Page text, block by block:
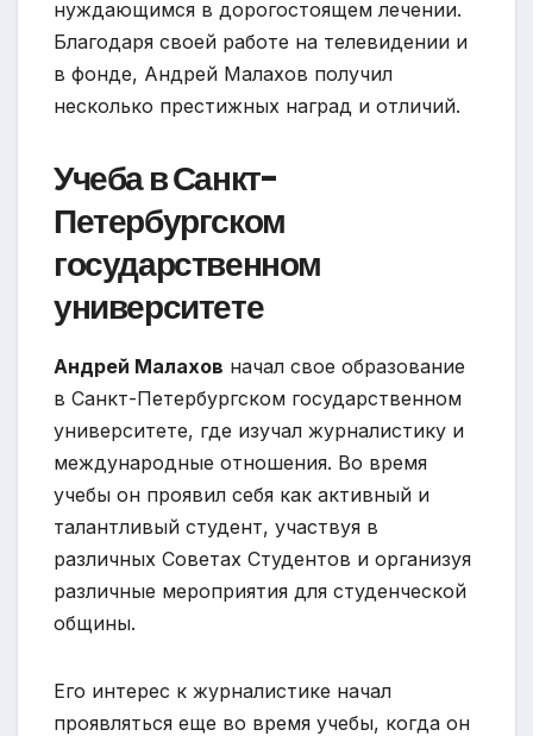
нуждающимся в дорогостоящем лечении.
Благодаря своей работе на телевидении и
в фонде, Андрей Малахов получил
несколько престижных наград и отличий.
Учеба в Санкт-
Петербургском
государственном
университете
Андрей Малахов начал свое образование
в Санкт-Петербургском государственном
университете, где изучал журналистику и
международные отношения. Во время
учебы он проявил себя как активный и
талантливый студент, участвуя в
различных Советах Студентов и организуя
различные мероприятия для студенческой
общины.
Его интерес к журналистике начал
проявляться еще во время учебы, когда он